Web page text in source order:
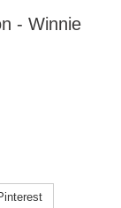
- Winnie